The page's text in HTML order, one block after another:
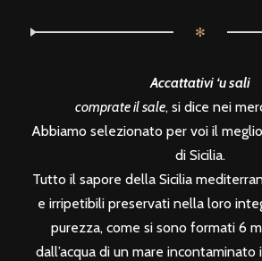
✻
Accattativi ‘u sali
comprate il sale, si dice nei
Abbiamo selezionato per voi il
di Sicilia.
Tutto il sapore della Sicilia
e irripetibili preservati nella loro
purezza, come si sono formati 6
dall’acqua di un mare incontaminato